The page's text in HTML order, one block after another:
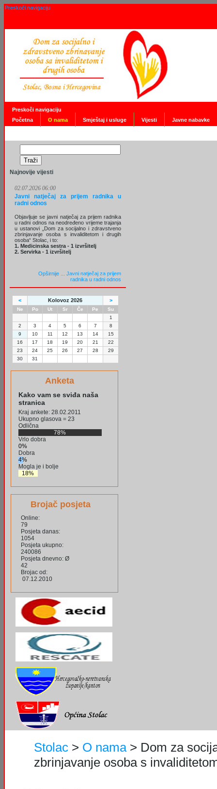
Preskoči navigaciju
Preskoči navigaciju
Početna
O nama Smještaj i usluge Vijesti Javne nabavke
Najnovije vijesti
02.07.2026 06:00
Javni natječaj za prijem radnika u
radni odnos
Objavljuje se javni natječaj za prijem radnika
u radni odnos na neodređeno vrijeme trajanja
u ustanovi „Dom za socijalno i zdravstveno
zbrinjavanje osoba s invaliditetom i drugih
osoba“ Stolac, i to:
1. Medicinska sestra - 1 izvršitelj
2. Servirka - 1 izvršitelj
Opširnije ... Javni natječaj za prijem
radnika u radni odnos
< Kolovoz 2026 >
Ne Po Ut Sr Če Pe
Su
1
2
3 4 5 6 7
8
9
10 11 12 13 14
15
16
17 18 19 20 21
22
23
24 25 26 27 28
29
30
31
Anketa
Kako vam se sviđa naša
stranica
Kraj ankete: 28.02.2011
Ukupno glasova = 23
Odlična
78%
Vrlo dobra
0%
Dobra
4%
Mogla je i bolje
18%
Brojač posjeta
Online:
79
Posjeta danas:
1054
Posjeta ukupno:
240086
Posjeta dnevno: Ø
42
Brojac od:
07.12.2010
Stolac > O nama> Dom za
zbrinjavanje osoba s